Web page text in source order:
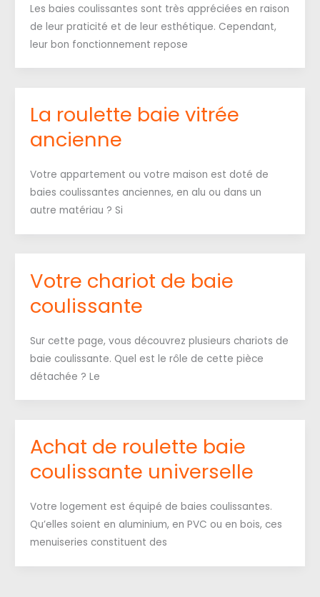
Les baies coulissantes sont très appréciées en raison
de leur praticité et de leur esthétique. Cependant,
leur bon fonctionnement repose
La roulette baie vitrée
ancienne
Votre appartement ou votre maison est doté de
baies coulissantes anciennes, en alu ou dans un
autre matériau ? Si
Votre chariot de baie
coulissante
Sur cette page, vous découvrez plusieurs chariots de
baie coulissante. Quel est le rôle de cette pièce
détachée ? Le
Achat de roulette baie
coulissante universelle
Votre logement est équipé de baies coulissantes.
Qu’elles soient en aluminium, en PVC ou en bois, ces
menuiseries constituent des